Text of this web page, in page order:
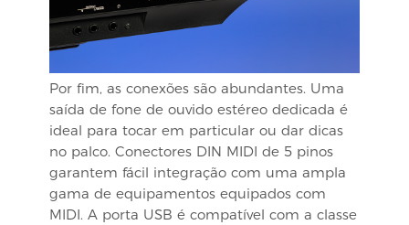
Por fim, as conexões são abundantes. Uma
saída de fone de ouvido estéreo dedicada é
ideal para tocar em particular ou dar dicas
no palco. Conectores DIN MIDI de 5 pinos
garantem fácil integração com uma ampla
gama de equipamentos equipados com
MIDI. A porta USB é compatível com a classe